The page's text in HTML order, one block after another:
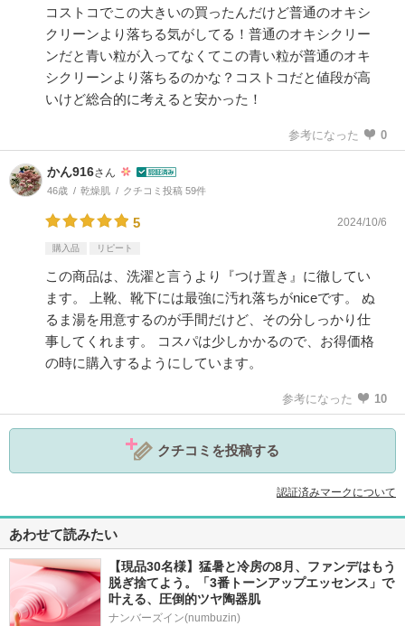
コストコでこの大きいの買ったんだけど普通のオキシ
クリーンより落ちる気がしてる！普通のオキシクリー
ンだと青い粒が入ってなくてこの青い粒が普通のオキ
シクリーンより落ちるのかな？コストコだと値段が高
いけど総合的に考えると安かった！
参考になった 0
かん916さん
46歳 乾燥肌 クチコミ投稿 59件
5 2024/10/6
購入品 リピート
この商品は、洗濯と言うより『つけ置き』に徹してい
ます。 上靴、靴下には最強に汚れ落ちがniceです。 ぬ
るま湯を用意するのが手間だけど、その分しっかり仕
事してくれます。 コスパは少しかかるので、お得価格
の時に購入するようにしています。
参考になった 10
クチコミを投稿する
認証済みマークについて
あわせて読みたい
【現品30名様】猛暑と冷房の8月、ファンデはもう
脱ぎ捨てよう。「3番トーンアップエッセンス」で
叶える、圧倒的ツヤ陶器肌
ナンバーズイン(numbuzin)